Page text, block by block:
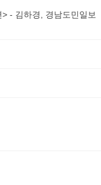
- 김하경, 경남도민일보